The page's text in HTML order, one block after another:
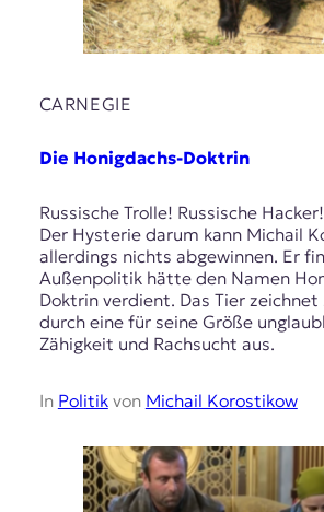
CARNEGIE
Die Honigdachs-Doktrin
Russische Trolle! Russische
Der Hysterie darum kann Michail
allerdings nichts abgewinnen. Er
Außenpolitik hätte den Namen
Doktrin verdient. Das Tier zeichnet
durch eine für seine Größe
Zähigkeit und Rachsucht aus.
In Politikvon Michail Korostikow